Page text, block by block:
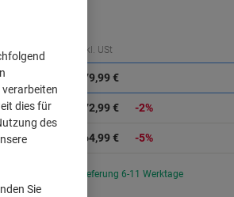
exkl. USt
279,99 €
Stück 272,99 € -2%
Stück 264,99 € -5%
Lieferung 6-11 Werktage
dies für
des
Sie